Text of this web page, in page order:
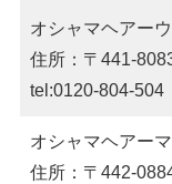
オシャマヘアー
住所：〒441-
tel:0120-804-504
オシャマヘアー
住所：〒442-